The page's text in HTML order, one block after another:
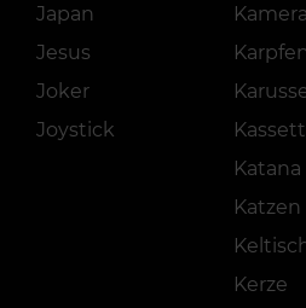
Japan
Jesus
Joker
Joystick
Katana
Katzen
Kerze